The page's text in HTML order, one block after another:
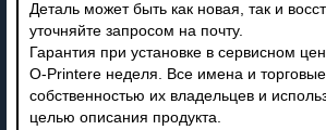
Деталь может быть как новая, так и
уточняйте запросом на почту.
Гарантия при установке в сервисном
O-Printere неделя. Все имена и
собственностью их владельцев и
целью описания продукта.